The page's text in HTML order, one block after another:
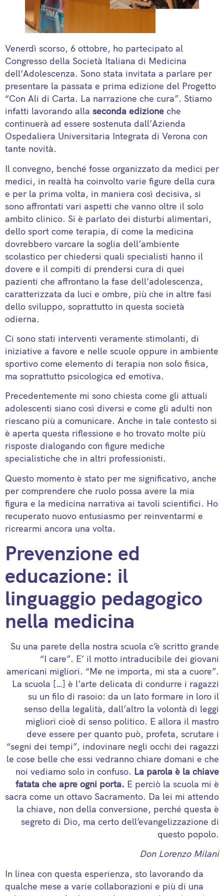
Venerdì scorso, 6 ottobre, ho partecipato al
Congresso della Società Italiana di Medicina
dell’Adolescenza. Sono stata invitata a parlare per
presentare la passata e prima edizione del Progetto
“Con Ali di Carta. La narrazione che cura”. Stiamo
infatti lavorando alla seconda edizione che
continuerà ad essere sostenuta dall’Azienda
Ospedaliera Universitaria Integrata di Verona con
tante novità.
Il convegno, benché fosse organizzato da medici per
medici, in realtà ha coinvolto varie figure della cura
e per la prima volta, in maniera così decisiva, si
sono affrontati vari aspetti che vanno oltre il solo
ambito clinico. Si è parlato dei disturbi alimentari,
dello sport come terapia, di come la medicina
dovrebbero varcare la soglia dell’ambiente
scolastico per chiedersi quali specialisti hanno il
dovere e il compiti di prendersi cura di quei
pazienti che affrontano la fase dell’adolescenza,
caratterizzata da luci e ombre, più che in altre fasi
dello sviluppo, soprattutto in questa società
odierna.
Ci sono stati interventi veramente stimolanti, di
iniziative a favore e nelle scuole oppure in ambiente
sportivo come elemento di terapia non solo fisica,
ma soprattutto psicologica ed emotiva.
Precedentemente mi sono chiesta come gli attuali
adolescenti siano così diversi e come gli adulti non
riescano più a comunicare. Anche in tale contesto si
è aperta questa riflessione e ho trovato molte più
risposte dialogando con figure mediche
specialistiche che in altri professionisti.
Questo momento è stato per me significativo, anche
per comprendere che ruolo possa avere la mia
figura e la medicina narrativa ai tavoli scientifici. Ho
recuperato nuovo entusiasmo per reinventarmi e
ricrearmi ancora una volta.
Prevenzione ed
educazione: il
linguaggio pedagogico
nella medicina
Su una parete della nostra scuola c’è scritto grande
“I care”. E’ il motto intraducibile dei giovani
americani migliori. “Me ne importa, mi sta a cuore”.
La scuola […] è l’arte delicata di condurre i ragazzi
su un filo di rasoio: da un lato formare in loro il
senso della legalità, dall’altro la volontà di leggi
migliori cioè di senso politico. E allora il mastro
deve essere per quanto può, profeta, scrutare i
“segni dei tempi”, indovinare negli occhi dei ragazzi
le cose belle che essi vedranno chiare domani e che
noi vediamo solo in confuso. La parola è la chiave
fatata che apre ogni porta. E perciò la scuola mi è
sacra come un ottavo Sacramento. Da lei mi attendo
la chiave, non della conversione, perché questa è
segreto di Dio, ma certo dell’evangelizzazione di
questo popolo.
Don Lorenzo Milani
In linea con questa esperienza, sto lavorando da
qualche mese a varie collaborazioni e più di una